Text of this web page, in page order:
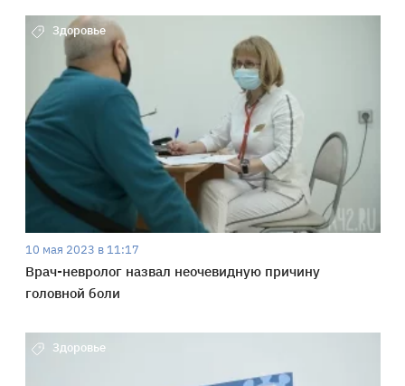
Здоровье
10 мая 2023 в 11:17
Врач-невролог назвал неочевидную причину
головной боли
Здоровье